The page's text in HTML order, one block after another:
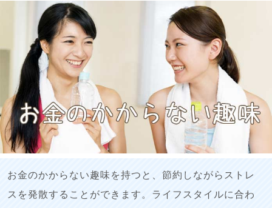
お金のかからない趣味を持つと、節約しながらストレ
スを発散することができます。ライフスタイルに合わ